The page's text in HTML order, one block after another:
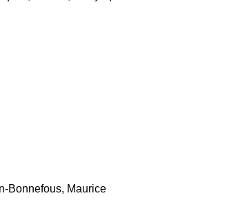
Bonnefous, Maurice